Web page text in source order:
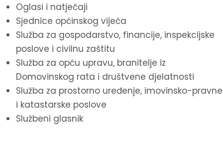
Oglasi i natječaji
Sjednice općinskog vijeća
Služba za gospodarstvo, financije, inspekcijske
poslove i civilnu zaštitu
Služba za opću upravu, branitelje iz
Domovinskog rata i društvene djelatnosti
Služba za prostorno uređenje, imovinsko-pravne
i katastarske poslove
Službeni glasnik